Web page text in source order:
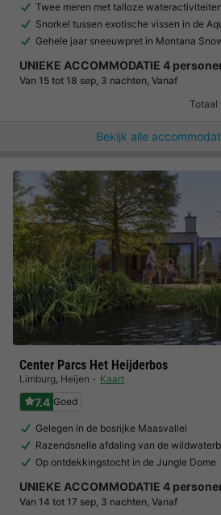
Twee meren met talloze wateractiviteiten
Snorkel tussen exotische vissen in de
Gehele jaar sneeuwpret in Montana
UNIEKE ACCOMMODATIE 4
Van 15 tot 18 sep, 3 nachten, Vanaf
Totaal
Bekijk alle
Center Parcs Het Heijderbos
Limburg, Heijen Kaart
7.4 Goed
Gelegen in de bosrijke Maasvallei
Razendsnelle afdaling van de
Op ontdekkingstocht in de Jungle Dome
UNIEKE ACCOMMODATIE 4
Van 14 tot 17 sep, 3 nachten, Vanaf